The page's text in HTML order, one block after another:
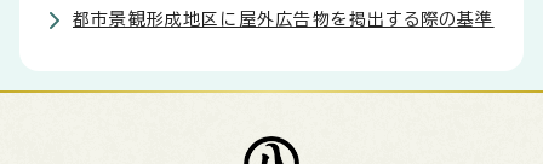
都市景観形成地区に屋外広告物を掲出する際の基準